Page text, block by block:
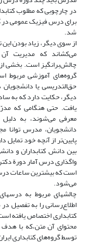
در چارچوبی که مطلوب
برای درس فیزیک عمومی در
شد.
از سوی دیگر، زیاد بودن این
می‌کشاند که مدیریت آن
چالش‌برانگیز است. بخشی
گروه‌های آموزشی مربوط
حق‌التدریسی یا
دیگر، حکایت دارد که به
یافت. حتی هنگامی که
معرفی می‌شوند، به
دانشجویان، مدرس
پایین‌تر از آنچه خود تمایل
بین دانش کتابداران و
واگذاری درس آمار دورة
می‌شود.
چالشهای مربوط به
اطلاع‌رسانی را به تفصیل
کتابداری اختصاص یافته
محتوای آن متن،که با
توسط گروه‌های کتابداری